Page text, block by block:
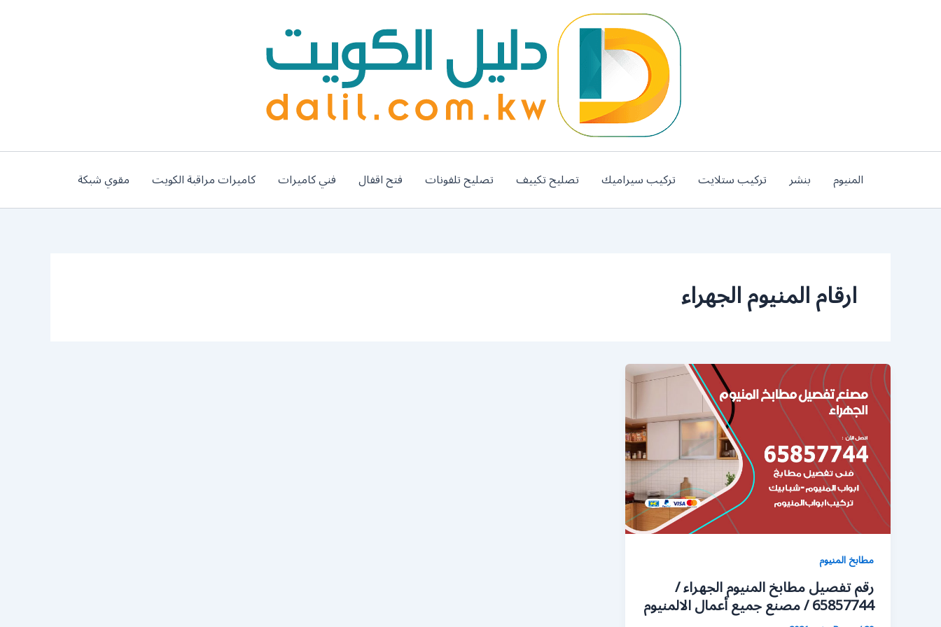
المنيوم بنشر تركيب ستلايت تركيب سيراميك تصليح تكييف تصليح تلفونات فتح اقفال فني كاميرات كاميرات مراقبة الكويت مقوي شبكة
ارقام المنيوم الجهراء
مطابخ المنيوم
رقم تفصيل مطابخ المنيوم الجهراء /
65857744 / مصنع جميع أعمال الالمنيوم